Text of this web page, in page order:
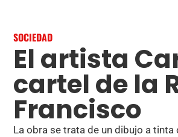
SOCIEDAD
El artista
cartel de la
Francisco
La obra se trata de un dibujo a